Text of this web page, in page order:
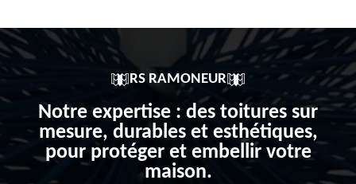
RS RAMONEUR
Notre expertise : des toitures sur
mesure, durables et esthétiques,
pour protéger et embellir votre
maison.